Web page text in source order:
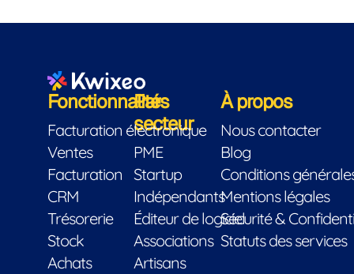
Fonctionnalités
Facturation électronique
Ventes
Facturation
CRM
Trésorerie
Stock
Achats
Par
secteur
PME
Startup
Indépendants
Éditeur de logiciel
Associations
Artisans
À propos
Nous contacter
Blog
Conditions
Mentions légales
Sécurité &
Statuts des services